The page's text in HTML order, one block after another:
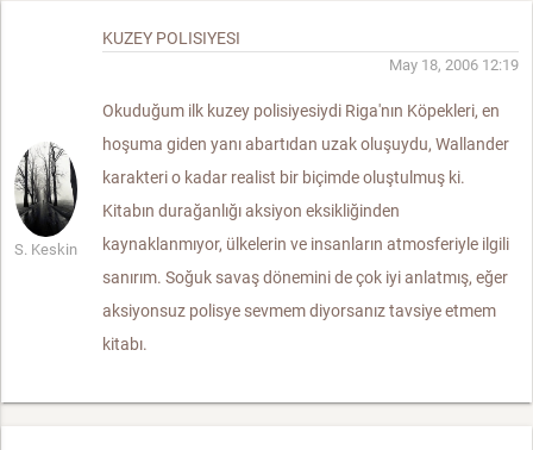
S. Keskin
KUZEY POLISIYESI
May 18, 2006 12:19
Okuduğum ilk kuzey polisiyesiydi Riga'nın Köpekleri, en
hoşuma giden yanı abartıdan uzak oluşuydu, Wallander
karakteri o kadar realist bir biçimde oluştulmuş ki.
Kitabın durağanlığı aksiyon eksikliğinden
kaynaklanmıyor, ülkelerin ve insanların atmosferiyle ilgili
sanırım. Soğuk savaş dönemini de çok iyi anlatmış, eğer
aksiyonsuz polisye sevmem diyorsanız tavsiye etmem
kitabı.